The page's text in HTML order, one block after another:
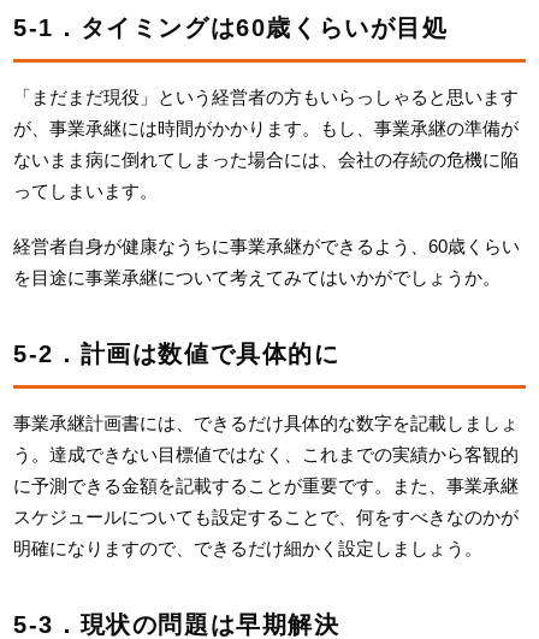
5-1．タイミングは60歳くらいが目処
「まだまだ現役」という経営者の方もいらっしゃると思います
が、事業承継には時間がかかります。もし、事業承継の準備が
ないまま病に倒れてしまった場合には、会社の存続の危機に陥
ってしまいます。
経営者自身が健康なうちに事業承継ができるよう、60歳くらい
を目途に事業承継について考えてみてはいかがでしょうか。
5-2．計画は数値で具体的に
事業承継計画書には、できるだけ具体的な数字を記載しましょ
う。達成できない目標値ではなく、これまでの実績から客観的
に予測できる金額を記載することが重要です。また、事業承継
スケジュールについても設定することで、何をすべきなのかが
明確になりますので、できるだけ細かく設定しましょう。
5-3．現状の問題は早期解決